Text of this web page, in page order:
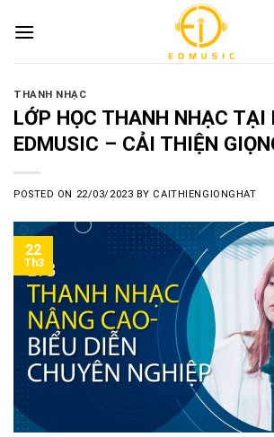
THANH NHẠC
LỚP HỌC THANH NHẠC TẠI
EDMUSIC – CẢI THIỆN
POSTED ON 22/03/2023 BY CAITHIENGIONGHAT
22
Th3